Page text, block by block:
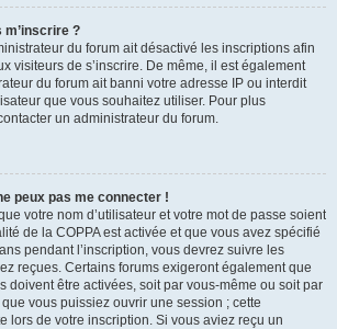
m’inscrire ?
du forum ait désactivé les inscriptions afin
visiteurs de s’inscrire. De même, il est également
du forum ait banni votre adresse IP ou interdit
que vous souhaitez utiliser. Pour plus
un administrateur du forum.
peux pas me connecter !
votre nom d’utilisateur et votre mot de passe soient
de la COPPA est activée et que vous avez spécifié
pendant l’inscription, vous devrez suivre les
reçues. Certains forums exigeront également que
doivent être activées, soit par vous-même ou soit par
vous puissiez ouvrir une session ; cette
lors de votre inscription. Si vous aviez reçu un